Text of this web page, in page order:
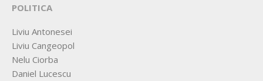
POLITICA
Liviu Antonesei
Liviu Cangeopol
Nelu Ciorba
Daniel Lucescu